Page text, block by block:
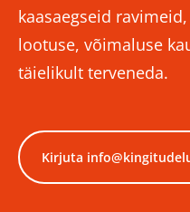
kaasaegseid
lootuse, võimaluse
täielikult terveneda.
Kirjuta